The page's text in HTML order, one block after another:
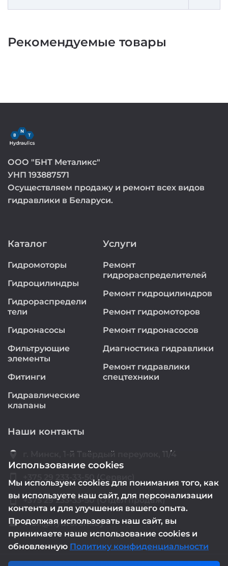
Рекомендуемые товары
ООО "БНТ Металикс"
УНП 193887571
Осуществляем продажу и ремонт всех видов
гидравлики в Беларуси.
Каталог
Гидромоторы
Гидроцилиндры
Гидрораспредели
тели
Гидронасосы
Фильтрующие
элементы
Фитинги
Гидравлические
клапаны
Услуги
Ремонт
гидрораспределителей
Ремонт гидроцилиндров
Ремонт гидромоторов
Ремонт гидронасосов
Диагностика гидравлики
Ремонт гидравлики
спецтехники
Наши контакты
location_on г. Минск, 1-й Твёрдый переулок, 11/4
smartphone +375 29 233-33-50 (Сервис)
smartphone +375 29 233-33-50 (Отдел продаж)
email mail@hydrorem.by
Использование cookies
Мы используем cookies для понимания того, как
вы используете наш сайт, для персонализации
контента и для улучшения вашего опыта.
Продолжая использовать наш сайт, вы
принимаете наше использование cookies и
обновленную Политику конфиденциальности